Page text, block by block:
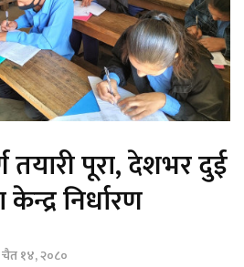
पूरा, देशभर दुई
निर्धारण
१४, २०८०